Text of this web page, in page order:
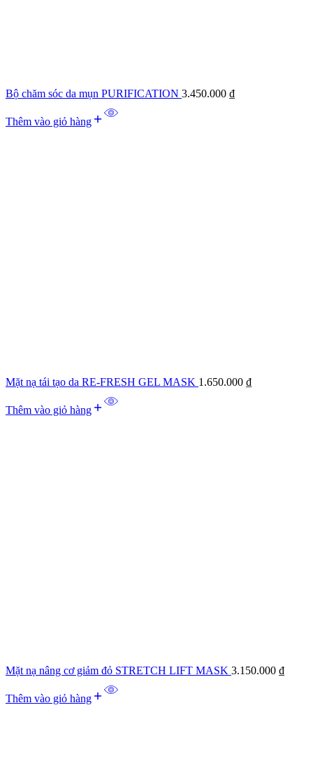
Bộ chăm sóc da mụn PURIFICATION 3.450.000 ₫
Thêm vào giỏ hàng
Mặt nạ tái tạo da RE-FRESH GEL MASK 1.650.000 ₫
Thêm vào giỏ hàng
Mặt nạ nâng cơ giảm đỏ STRETCH LIFT MASK 3.150.000 ₫
Thêm vào giỏ hàng